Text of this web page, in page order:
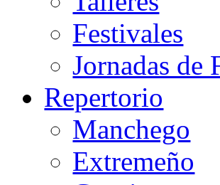
Festivales
Jornadas de
Repertorio
Manchego
Extremeño